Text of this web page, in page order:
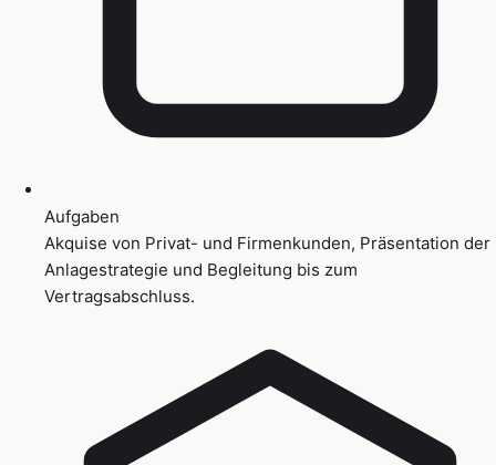
Aufgaben
Akquise von Privat- und Firmenkunden, Präsentation der
Anlagestrategie und Begleitung bis zum
Vertragsabschluss.